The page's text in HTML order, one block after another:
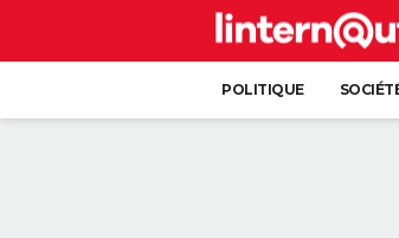
POLITIQUE